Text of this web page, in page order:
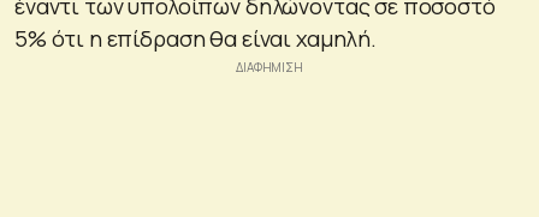
5% ότι η επίδραση θα είναι χαμηλή.